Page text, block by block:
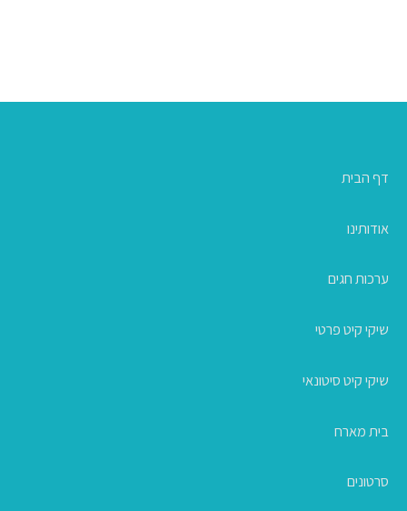
דף הבית
אודותינו
ערכות חגים
שיקי קיט פרטי
שיקי קיט סיטונאי
בית מארח
סרטונים